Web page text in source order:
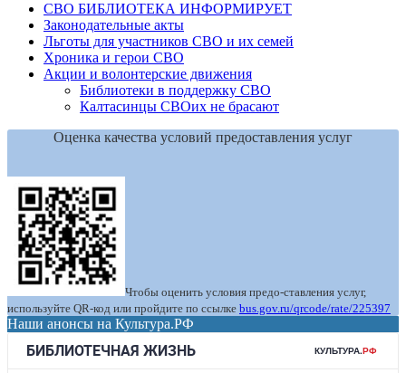
СВО БИБЛИОТЕКА ИНФОРМИРУЕТ
Законодательные акты
Льготы для участников СВО и их семей
Хроника и герои СВО
Акции и волонтерские движения
Библиотеки в поддержку СВО
Калтасинцы СВОих не брасают
Оценка качества условий предоставления услуг
Чтобы оценить условия предо-ставления услуг,
используйте QR-код или пройдите по ссылке bus.gov.ru/qrcode/rate/225397
Наши анонсы на Культура.РФ